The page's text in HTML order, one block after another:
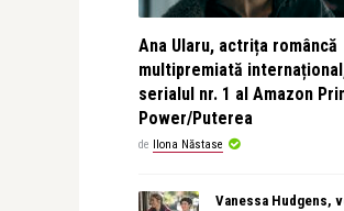
Ana Ularu, actrița româncă
multipremiată
serialul nr. 1 al Amazon
Power/Puterea
de Ilona Năstase
Vanessa Hudgens,